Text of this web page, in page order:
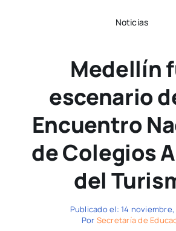
Noticias
Medellín
escenario
Encuentro
de Colegios
del
Publicado el: 14 noviembre,
Por Secretaría de